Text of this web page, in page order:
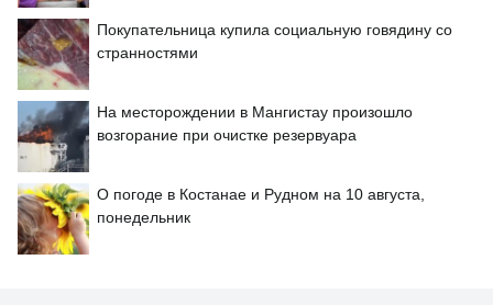
Покупательница купила социальную говядину со
странностями
На месторождении в Мангистау произошло
возгорание при очистке резервуара
О погоде в Костанае и Рудном на 10 августа,
понедельник